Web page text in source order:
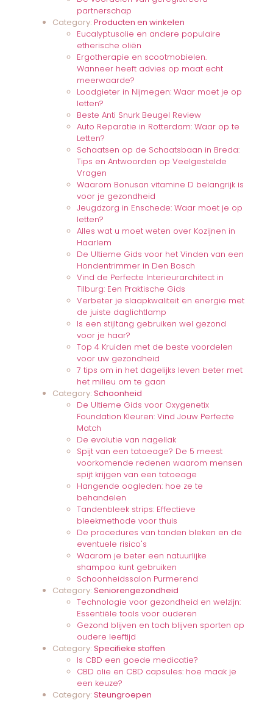
partnerschap
Category: Producten en winkelen
Eucalyptusolie en andere populaire
etherische oliën
Ergotherapie en scootmobielen.
Wanneer heeft advies op maat echt
meerwaarde?
Loodgieter in Nijmegen: Waar moet je op
letten?
Beste Anti Snurk Beugel Review
Auto Reparatie in Rotterdam: Waar op te
Letten?
Schaatsen op de Schaatsbaan in Breda:
Tips en Antwoorden op Veelgestelde
Vragen
Waarom Bonusan vitamine D belangrijk is
voor je gezondheid
Jeugdzorg in Enschede: Waar moet je op
letten?
Alles wat u moet weten over Kozijnen in
Haarlem
De Ultieme Gids voor het Vinden van een
Hondentrimmer in Den Bosch
Vind de Perfecte Interieurarchitect in
Tilburg: Een Praktische Gids
Verbeter je slaapkwaliteit en energie met
de juiste daglichtlamp
Is een stijltang gebruiken wel gezond
voor je haar?
Top 4 Kruiden met de beste voordelen
voor uw gezondheid
7 tips om in het dagelijks leven beter met
het milieu om te gaan
Category: Schoonheid
De Ultieme Gids voor Oxygenetix
Foundation Kleuren: Vind Jouw Perfecte
Match
De evolutie van nagellak
Spijt van een tatoeage? De 5 meest
voorkomende redenen waarom mensen
spijt krijgen van een tatoeage
Hangende oogleden: hoe ze te
behandelen
Tandenbleek strips: Effectieve
bleekmethode voor thuis
De procedures van tanden bleken en de
eventuele risico's
Waarom je beter een natuurlijke
shampoo kunt gebruiken
Schoonheidssalon Purmerend
Category: Seniorengezondheid
Technologie voor gezondheid en welzijn:
Essentiële tools voor ouderen
Gezond blijven en toch blijven sporten op
oudere leeftijd
Category: Specifieke stoffen
Is CBD een goede medicatie?
CBD olie en CBD capsules: hoe maak je
een keuze?
Category: Steungroepen